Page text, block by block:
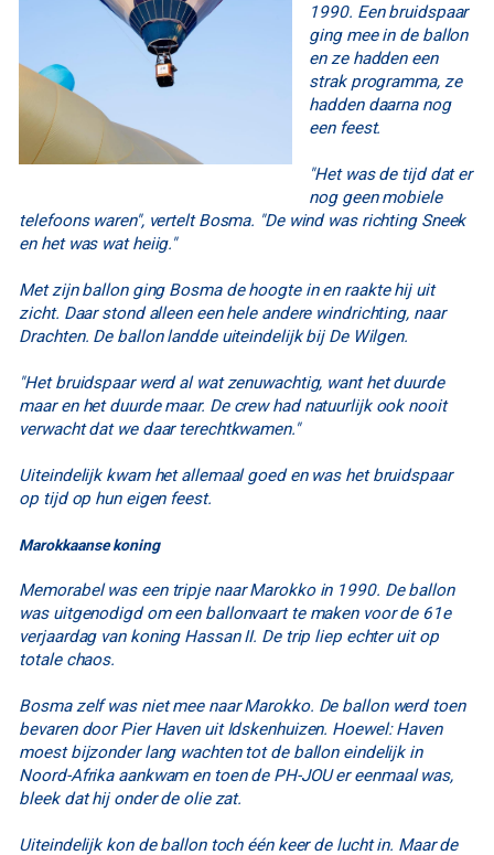
1990. Een bruidspaar
ging mee in de ballon
en ze hadden een
strak programma, ze
hadden daarna nog
een feest.
"Het was de tijd dat er
nog geen mobiele
telefoons waren", vertelt Bosma. "De wind was richting Sneek
en het was wat heiig."
Met zijn ballon ging Bosma de hoogte in en raakte hij uit
zicht. Daar stond alleen een hele andere windrichting, naar
Drachten. De ballon landde uiteindelijk bij De Wilgen.
"Het bruidspaar werd al wat zenuwachtig, want het duurde
maar en het duurde maar. De crew had natuurlijk ook nooit
verwacht dat we daar terechtkwamen."
Uiteindelijk kwam het allemaal goed en was het bruidspaar
op tijd op hun eigen feest.
Marokkaanse koning
Memorabel was een tripje naar Marokko in 1990. De ballon
was uitgenodigd om een ballonvaart te maken voor de 61e
verjaardag van koning Hassan II. De trip liep echter uit op
totale chaos.
Bosma zelf was niet mee naar Marokko. De ballon werd toen
bevaren door Pier Haven uit Idskenhuizen. Hoewel: Haven
moest bijzonder lang wachten tot de ballon eindelijk in
Noord-Afrika aankwam en toen de PH-JOU er eenmaal was,
bleek dat hij onder de olie zat.
Uiteindelijk kon de ballon toch één keer de lucht in. Maar de